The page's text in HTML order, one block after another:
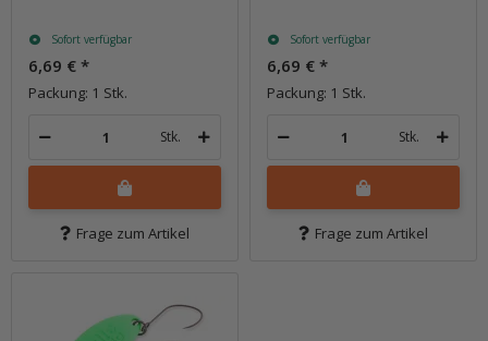
Sofort verfügbar
6,69 € *
Packung: 1 Stk.
Stk.
Frage zum Artikel
Sofort verfügbar
6,69 € *
Packung: 1 Stk.
Stk.
Frage zum Artikel